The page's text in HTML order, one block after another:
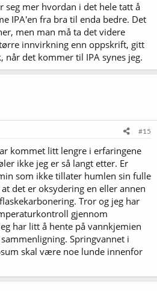
seg mer hvordan i det hele tatt å
IPA'en fra bra til enda bedre. Det
men man må ta det videre
innvirkning enn oppskrift, gitt
det kommer til IPA synes jeg.
#15
kommet litt lengre i erfaringene
ikke jeg er så langt etter. Er
som ikke tillater humlen sin fulle
det er oksydering en eller annen
Tror og jeg har
gjennom
har litt å hente på vannkjemien
Springvannet i
skal være noe lunde innenfor